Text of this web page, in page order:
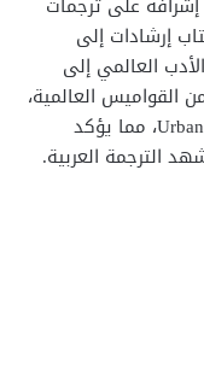
إرشادات إلى
العالمي إلى
القواميس العالمية،
كونه سادس مصري يُذكر في Urban Dictionary، مما يؤكد
الترجمة العربية.